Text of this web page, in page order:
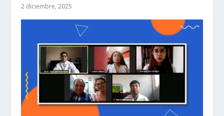
2 diciembre, 2025